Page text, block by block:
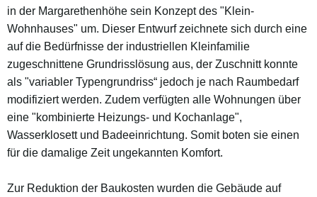
in der Margarethenhöhe sein Konzept des "Klein-
Wohnhauses" um. Dieser Entwurf zeichnete sich durch eine
auf die Bedürfnisse der industriellen Kleinfamilie
zugeschnittene Grundrisslösung aus, der Zuschnitt konnte
als "variabler Typengrundriss“ jedoch je nach Raumbedarf
modifiziert werden. Zudem verfügten alle Wohnungen über
eine "kombinierte Heizungs- und Kochanlage",
Wasserklosett und Badeeinrichtung. Somit boten sie einen
für die damalige Zeit ungekannten Komfort.
Zur Reduktion der Baukosten wurden die Gebäude auf